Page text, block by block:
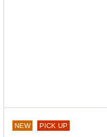
NEW PICK UP